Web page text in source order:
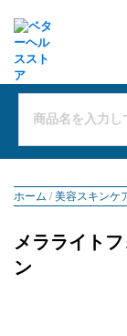
ホーム /美容スキンケ
メラライト
ン